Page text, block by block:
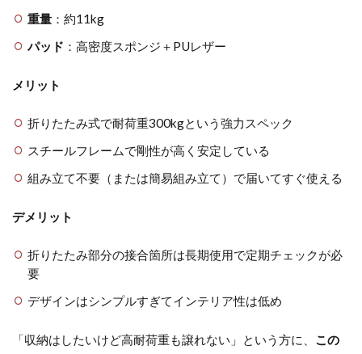
重量：約11kg
パッド ：高密度スポンジ＋PUレザー
メリット
折りたたみ式で耐荷重300kgという強力スペック
スチールフレームで剛性が高く安定している
組み立て不要（または簡易組み立て）で届いてすぐ使える
デメリット
折りたたみ部分の接合箇所は長期使用で定期チェックが必
要
デザインはシンプルすぎてインテリア性は低め
「収納はしたいけど高耐荷重も譲れない」という方に、 この